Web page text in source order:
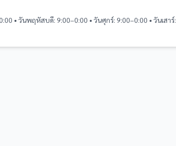
• วันพฤหัสบดี: 9:00–0:00 • วันศุกร์: 9:00–0:00 • วันเสาร์: